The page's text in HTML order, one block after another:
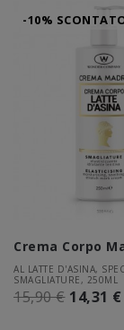
-10%
Crema Corpo
AL LATTE D'ASINA,
SMAGLIATURE, 250ML
15,90 € 14,31 €